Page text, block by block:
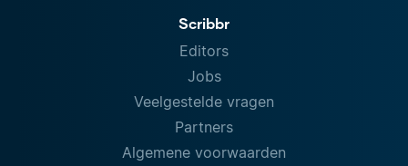
Scribbr
Editors
Jobs
Veelgestelde vragen
Partners
Algemene voorwaarden